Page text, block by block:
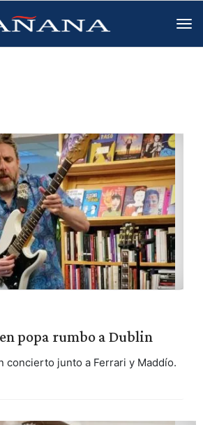
popa rumbo a Dublin
concierto junto a Ferrari y Maddío.